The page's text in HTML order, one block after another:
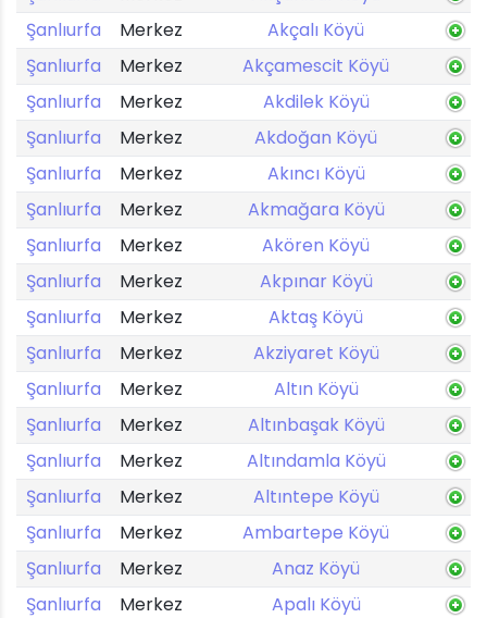
Şanlıurfa
Merkez
Akçalı Köyü
Şanlıurfa
Merkez
Akçamescit Köyü
Şanlıurfa
Merkez
Akdilek Köyü
Şanlıurfa
Merkez
Akdoğan Köyü
Şanlıurfa
Merkez
Akıncı Köyü
Şanlıurfa
Merkez
Akmağara Köyü
Şanlıurfa
Merkez
Akören Köyü
Şanlıurfa
Merkez
Akpınar Köyü
Şanlıurfa
Merkez
Aktaş Köyü
Şanlıurfa
Merkez
Akziyaret Köyü
Şanlıurfa
Merkez
Altın Köyü
Şanlıurfa
Merkez
Altınbaşak Köyü
Şanlıurfa
Merkez
Altındamla Köyü
Şanlıurfa
Merkez
Altıntepe Köyü
Şanlıurfa
Merkez
Ambartepe Köyü
Şanlıurfa
Merkez
Anaz Köyü
Şanlıurfa
Merkez
Apalı Köyü